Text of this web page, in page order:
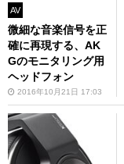
AV
微細な音楽信号を正
確に再現する、AK
Gのモニタリング用
ヘッドフォン
2016年10月21日 17:03